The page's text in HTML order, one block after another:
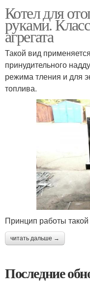
Котел для
руками.
агрегата
Такой вид
принудительного
режима тления и для
топлива.
Принцип работы такой
читать дальше →
Последние